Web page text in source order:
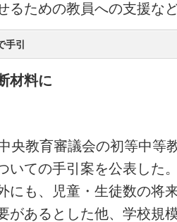
るための教員への支援な
手引
材料に
央教育審議会の初等中等
いての手引案を公表した
にも、児童・生徒数の将
があるとした他、学校規